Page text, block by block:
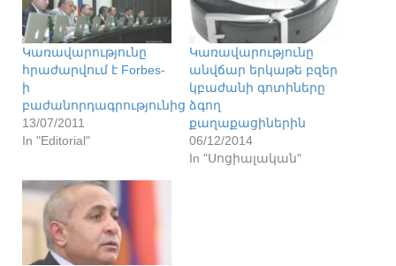
Կառավարությունը
հրաժարվում է Forbes-
ի
բաժանորդագրությունից
13/07/2011
In "Editorial"
Կառավարությունը
անվճար երկաթե բզեր
կբաժանի գոտիները
ձգող
քաղաքացիներին
06/12/2014
In "Սոցիալական"